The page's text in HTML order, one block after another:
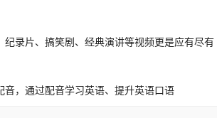
录片、搞笑剧、经典演讲等视频更是应有尽有
，通过配音学习英语、提升英语口语